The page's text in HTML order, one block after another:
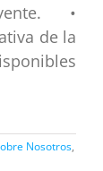
•
de la
Nosotros,